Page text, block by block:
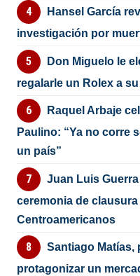
Hansel García
investigación por
Don Miguelo le
regalarle un Rolex a
Raquel Arbaje
Paulino: “Ya no corre
un país”
Juan Luis
ceremonia de
Centroamericanos
Santiago Matías,
protagonizar un